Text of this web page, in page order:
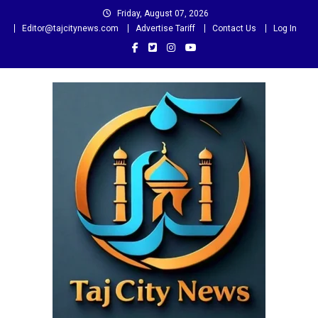
Friday, August 07, 2026
Editor@tajcitynews.com
Advertise Tariff Contact Us Log In